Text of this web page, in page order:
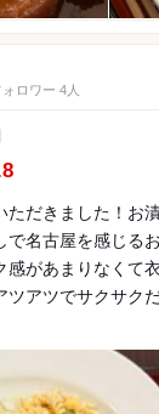
ォロワー 4人
ただきました！お
で名古屋を感じる
感があまりなくて
アツでサクサクだ